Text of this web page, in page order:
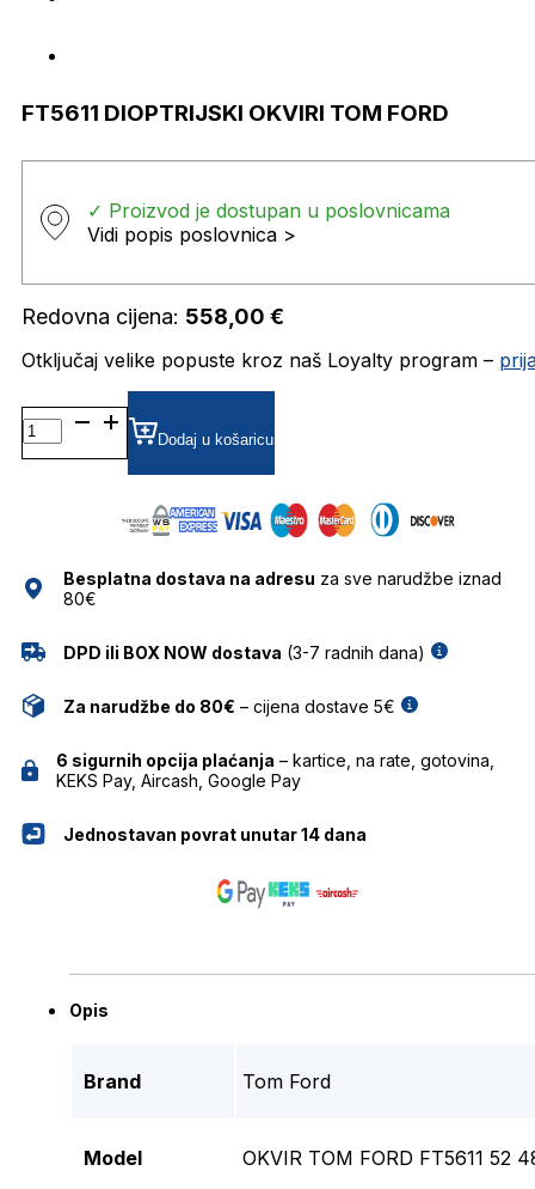
FT5611 DIOPTRIJSKI OKVIRI TOM FORD
✓ Proizvod je dostupan u poslovnicama
Vidi popis poslovnica >
Redovna cijena: 558,00 €
Otključaj velike popuste kroz naš Loyalty program –
FT5611 DIOPTRIJSKI
OKVIRI
TOM
Dodaj u košaricu
Besplatna dostava na adresu za sve narudžbe iznad
80€
DPD ili BOX NOW dostava (3-7 radnih dana)
Za narudžbe do 80€ – cijena dostave 5€
6 sigurnih opcija plaćanja – kartice, na rate, gotovina,
KEKS Pay, Aircash, Google Pay
Jednostavan povrat unutar 14 dana
Opis
Brand Tom Ford
Model OKVIR TOM FORD FT5611 52